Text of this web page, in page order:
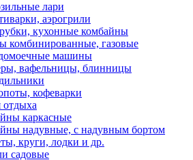
лари
аэрогрили
кухонные комбайны
комбинированные, газовые
машины
вафельницы, блинницы
кофеварки
отдыха
каркасные
надувные, с надувным бортом
круги, лодки и др.
садовые